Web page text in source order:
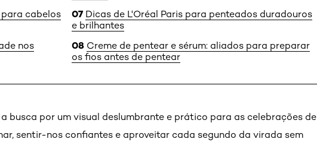
cabelos
nos
Dicas de L'Oréal Paris para penteados duradouros
e brilhantes
Creme de pentear e sérum: aliados para preparar
os fios antes de pentear
busca por um visual deslumbrante e prático para as celebrações de
sentir-nos confiantes e aproveitar cada segundo da virada sem